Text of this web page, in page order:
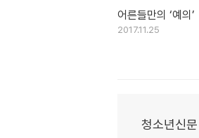
어른들만의 ‘예의’
2017.11.25
청소년신